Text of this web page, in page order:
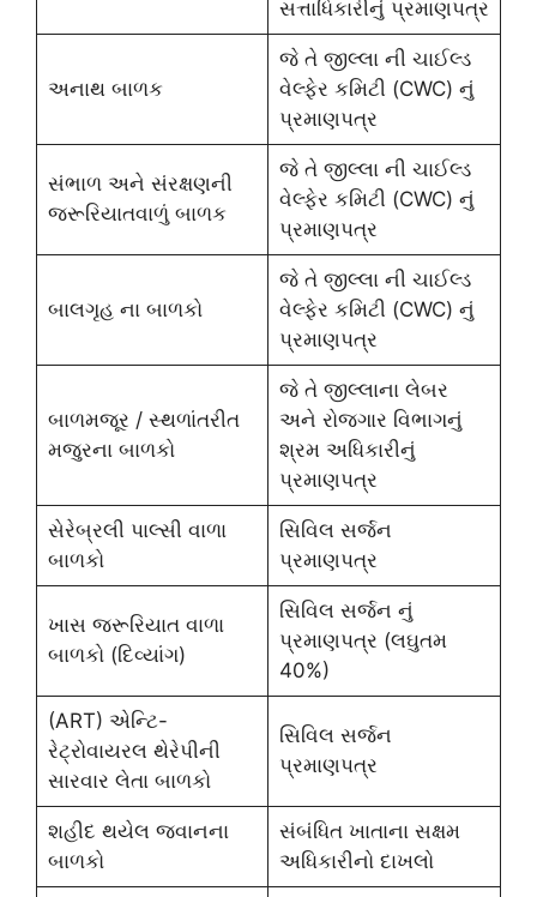
સત્તાધિકારીનું પ્રમાણપત્ર​
અનાથ બાળક
જે તે જીલ્લા ની ચાઈલ્ડ
વેલ્ફેર કમિટી (CWC) નું
પ્રમાણપત્ર
સંભાળ અને સંરક્ષણની
જરૂરિયાતવાળું બાળક
જે તે જીલ્લા ની ચાઈલ્ડ
વેલ્ફેર કમિટી (CWC) નું
પ્રમાણપત્ર
બાલગૃહ ના બાળકો
જે તે જીલ્લા ની ચાઈલ્ડ
વેલ્ફેર કમિટી (CWC) નું
પ્રમાણપત્ર
બાળમજૂર / સ્થળાંતરીત
મજુરના બાળકો
જે તે જીલ્લાના લેબર
અને રોજગાર વિભાગનું
શ્રમ અધિકારીનું
પ્રમાણપત્ર
સેરેબ્રલી પાલ્સી વાળા
બાળકો
સિવિલ સર્જન
પ્રમાણપત્ર
ખાસ જરૂરિયાત વાળા
બાળકો (દિવ્યાંગ)
સિવિલ સર્જન નું
પ્રમાણપત્ર (લઘુતમ
40%)
(ART) એન્ટિ-
રેટ્રોવાયરલ થેરેપીની
સારવાર લેતા બાળકો
સિવિલ સર્જન
પ્રમાણપત્ર
શહીદ થયેલ જવાનના
બાળકો
સંબંધિત ખાતાના સક્ષમ
અધિકારીનો દાખલો